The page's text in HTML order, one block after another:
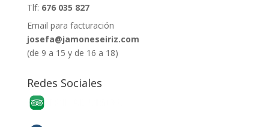
Tlf: 676 035 827
Email para facturación
josefa@jamoneseiriz.com
(de 9 a 15 y de 16 a 18)
Redes Sociales